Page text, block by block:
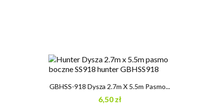
GBHSS-918 Dysza 2.7m X 5.5m Pasmo...
6,50 zł